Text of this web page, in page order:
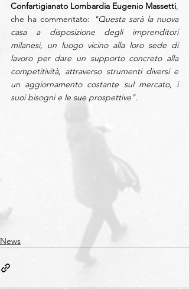
Confartigianato Lombardia Eugenio Massetti,
che ha commentato:
"Questa sarà la nuova
casa a disposizione degli imprenditori
milanesi, un luogo vicino alla loro sede di
lavoro per dare un supporto concreto alla
competitività, attraverso strumenti diversi e
un aggiornamento costante sul mercato, i
suoi bisogni e le sue prospettive".
News